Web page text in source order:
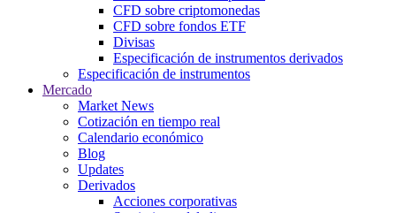
CFD sobre criptomonedas
CFD sobre fondos ETF
Divisas
Especificación de instrumentos derivados
Especificación de instrumentos
Mercado
Market News
Cotización en tiempo real
Calendario económico
Blog
Updates
Derivados
Acciones corporativas